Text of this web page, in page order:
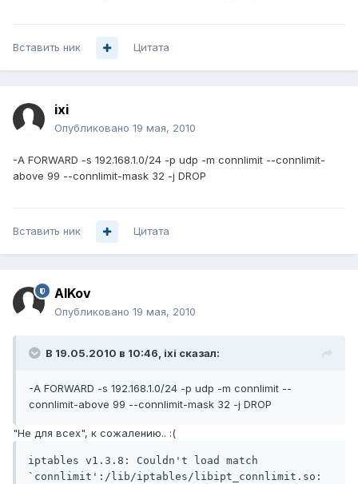
Вставить ник Цитата
ixi
Опубликовано 19 мая, 2010
-A FORWARD -s 192.168.1.0/24 -p udp -m connlimit --connlimit-
above 99 --connlimit-mask 32 -j DROP
Вставить ник Цитата
AlKov
Опубликовано 19 мая, 2010
В 19.05.2010 в 10:46, ixi сказал:
-A FORWARD -s 192.168.1.0/24 -p udp -m connlimit --
connlimit-above 99 --connlimit-mask 32 -j DROP
"Не для всех", к сожалению.. :(
iptables v1.3.8: Couldn't load match
`connlimit':/lib/iptables/libipt_connlimit.so: